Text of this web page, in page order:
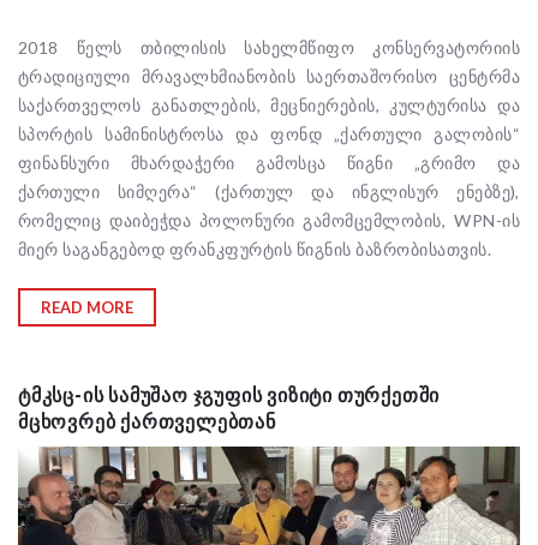
2018 წელს თბილისის სახელმწიფო კონსერვატორიის
ტრადიციული მრავალხმიანობის საერთაშორისო ცენტრმა
საქართველოს განათლების, მეცნიერების, კულტურისა და
სპორტის სამინისტროსა და ფონდ „ქართული გალობის“
ფინანსური მხარდაჭერი გამოსცა წიგნი „გრიმო და
ქართული სიმღერა“ (ქართულ და ინგლისურ ენებზე),
რომელიც დაიბეჭდა პოლონური გამომცემლობის, WPN-ის
მიერ საგანგებოდ ფრანკფურტის წიგნის ბაზრობისათვის.
READ MORE
ᲢᲛᲙᲡᲪ-ᲘᲡ ᲡᲐᲛᲣᲨᲐᲝ ᲯᲒᲣᲤᲘᲡ ᲕᲘᲖᲘᲢᲘ ᲗᲣᲠᲥᲔᲗᲨᲘ
ᲛᲪᲮᲝᲕᲠᲔᲑ ᲥᲐᲠᲗᲕᲔᲚᲔᲑᲗᲐᲜ